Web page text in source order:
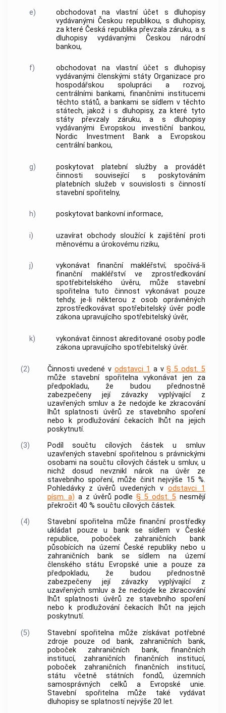
e)
obchodovat na vlastní účet s dluhopisy
vydávanými Českou republikou, s dluhopisy,
za které Česká republika převzala záruku, a s
dluhopisy vydávanými Českou národní
bankou,
f)
obchodovat na vlastní účet s dluhopisy
vydávanými členskými státy Organizace pro
hospodářskou spolupráci a rozvoj,
centrálními bankami, finančními institucemi
těchto států, a bankami se sídlem v těchto
státech, jakož i s dluhopisy, za které tyto
státy převzaly záruku, a s dluhopisy
vydávanými Evropskou investiční
bankou,
Nordic Investment Bank a Evropskou
centrální bankou,
g)
poskytovat platební služby a provádět
činnosti související s poskytováním
platebních služeb v souvislosti s činností
stavební spořitelny,
h) poskytovat bankovní informace,
i)
uzavírat obchody sloužící k zajištění proti
měnovému a úrokovému riziku,
j)
vykonávat finanční makléřství; spočívá-li
finanční makléřství ve zprostředkování
spotřebitelského úvěru, může stavební
spořitelna tuto činnost vykonávat pouze
tehdy, je-li některou z osob oprávněných
zprostředkovávat spotřebitelský úvěrpodle
zákona upravujícího spotřebitelský úvěr,
k)
vykonávat činnost akreditované osoby podle
zákona upravujícího spotřebitelský úvěr.
(2) Činnosti uvedené vodstavci 1 a v§ 5 odst. 5
může stavební spořitelna vykonávat jen za
předpokladu, že budou přednostně
zabezpečeny její závazky vyplývající z
uzavřených smluv a že nedojde ke zkracování
lhůt splatnosti úvěrů ze stavebního spoření
nebo k prodlužování čekacích lhůt na jejich
poskytnutí.
(3)
Podíl součtu cílových částek u smluv
uzavřených stavební spořitelnou s právnickými
osobami na součtu cílových částek u smluv, u
nichž dosud nevznikl nárok na úvěr ze
stavebního spoření, může činit nejvýše 15 %.
Pohledávky z úvěrů uvedených vodstavci 1
písm. a) a z úvěrů podle § 5 odst. 5 nesmějí
překročit 40 % součtu cílových částek.
(4)
Stavební spořitelna může finanční prostředky
ukládat pouze u bankse sídlem v České
republice, poboček zahraničních bank
působících na území České republiky nebo u
zahraničníchbank se sídlem na území
členského státu Evropské unie a pouze za
předpokladu, že budou přednostně
zabezpečeny její závazky vyplývající z
uzavřených smluv a že nedojde ke zkracování
lhůt splatnosti úvěrů ze stavebního spoření
nebo k prodlužování čekacích lhůt na jejich
poskytnutí.
(5)
Stavební spořitelna může získávat potřebné
zdroje pouze od
bank, zahraničních bank,
poboček zahraničních
bank, finančních
institucí, zahraničních finančních institucí,
poboček zahraničních finančních institucí,
státu včetně státních fondů, územních
samosprávných celků a Evropské unie.
Stavební spořitelna může také vydávat
dluhopisy se splatností nejvýše 20 let.